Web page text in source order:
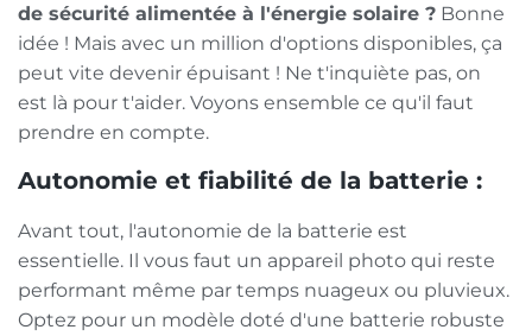
de sécurité alimentée à l'énergie solaire ? Bonne
idée ! Mais avec un million d'options disponibles, ça
peut vite devenir épuisant ! Ne t'inquiète pas, on
est là pour t'aider. Voyons ensemble ce qu'il faut
prendre en compte.
Autonomie et fiabilité de la batterie :
Avant tout, l'autonomie de la batterie est
essentielle. Il vous faut un appareil photo qui reste
performant même par temps nuageux ou pluvieux.
Optez pour un modèle doté d'une batterie robuste